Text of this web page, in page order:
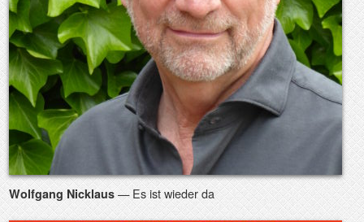
Wolfgang Nicklaus— Es ist wieder da